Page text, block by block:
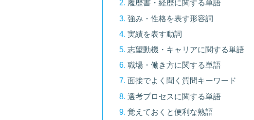
履歴書・経歴に関する単語
強み・性格を表す形容詞
実績を表す動詞
志望動機・キャリアに関する単語
職場・働き方に関する単語
面接でよく聞く質問キーワード
選考プロセスに関する単語
覚えておくと便利な熟語